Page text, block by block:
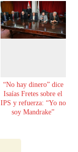
“No hay dinero” dice
Isaías Fretes sobre el
IPS y refuerza: “Yo no
soy Mandrake”